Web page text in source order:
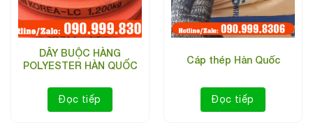
Ma ní omega inox 304
DÂY BUỘC HÀNG
POLYESTER HÀN QUỐC
Đọc tiếp
Cáp thép Hàn Quốc
Đọc tiếp